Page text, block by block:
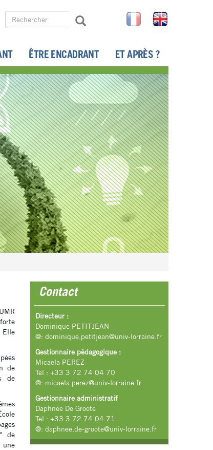
Search
Rechercher RechercherFR EN
ÊTRE ENCADRANT ET APRÈS ?
Elle
de
de
de
une
Contact
Directeur :
Dominique PETITJEAN
@: dominique.petitjean@univ-lorraine.fr
Gestionnaire pédagogique :
Micaela PEREZ
Tel : +33 3 72 74 04 70
@: micaela.perez@univ-lorraine.fr
Gestionnaire administratif
Daphnée De Groote
Tel : +33 3 72 74 04 71
@: daphnee.de-groote@univ-lorraine.fr